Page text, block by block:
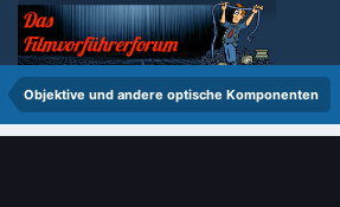
Objektive und andere optische Komponenten